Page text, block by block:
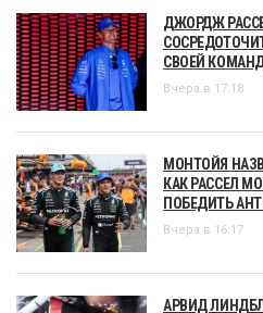
ДЖОРДЖ
СВОЕЙ
Вчера в 17:18
МОНТОЙЯ
КАК РАССЕЛ
ПОБЕДИТЬ
Вчера в 16:17
АРВИД